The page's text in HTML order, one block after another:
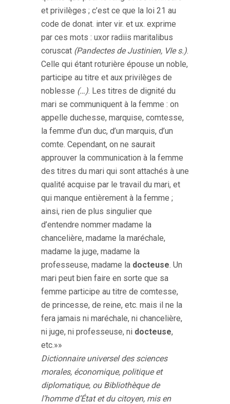
et privilèges ; c’est ce que la loi 21 au
code de donat. inter vir. et ux. exprime
par ces mots : uxor radiis maritalibus
coruscat (Pandectes de Justinien, VIe s.).
Celle qui étant roturière épouse un noble,
participe au titre et aux privilèges de
noblesse (…). Les titres de dignité du
mari se communiquent à la femme : on
appelle duchesse, marquise, comtesse,
la femme d’un duc, d’un marquis, d’un
comte. Cependant, on ne saurait
approuver la communication à la femme
des titres du mari qui sont attachés à une
qualité acquise par le travail du mari, et
qui manque entièrement à la femme ;
ainsi, rien de plus singulier que
d’entendre nommer madame la
chancelière, madame la maréchale,
madame la juge, madame la
professeuse, madame la docteuse. Un
mari peut bien faire en sorte que sa
femme participe au titre de comtesse,
de princesse, de reine, etc. mais il ne la
fera jamais ni maréchale, ni chancelière,
ni juge, ni professeuse, ni docteuse,
etc.»»
Dictionnaire universel des sciences
morales, économique, politique et
diplomatique, ou Bibliothèque de
l’homme d’État et du citoyen, mis en